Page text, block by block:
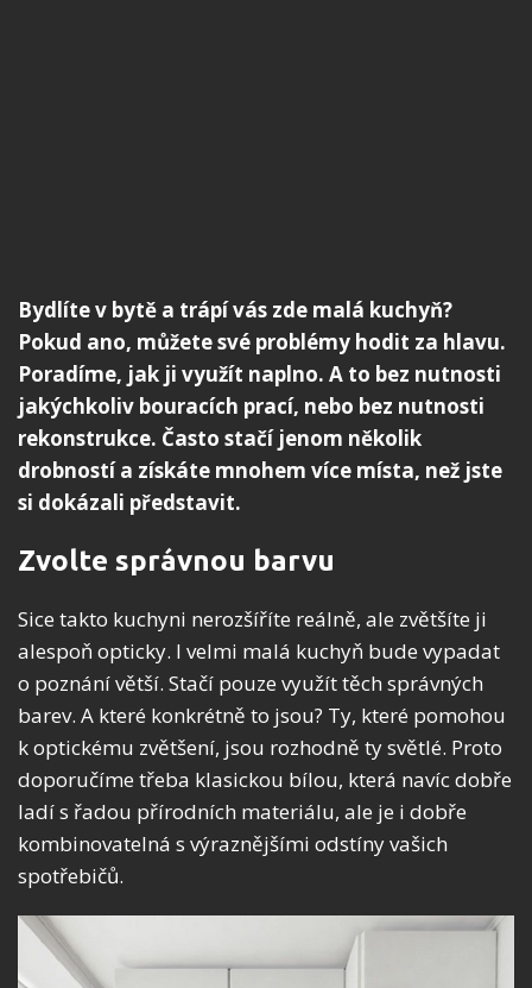
Bydlíte v bytě a trápí vás zde malá kuchyň?
Pokud ano, můžete své problémy hodit za hlavu.
Poradíme, jak ji využít naplno. A to bez nutnosti
jakýchkoliv bouracích prací, nebo bez nutnosti
rekonstrukce. Často stačí jenom několik
drobností a získáte mnohem více místa, než jste
si dokázali představit.
Zvolte správnou barvu
Sice takto kuchyni nerozšíříte reálně, ale zvětšíte ji
alespoň opticky. I velmi malá kuchyň bude vypadat
o poznání větší. Stačí pouze využít těch správných
barev. A které konkrétně to jsou? Ty, které pomohou
k optickému zvětšení, jsou rozhodně ty světlé. Proto
doporučíme třeba klasickou bílou, která navíc dobře
ladí s řadou přírodních materiálu, ale je i dobře
kombinovatelná s výraznějšími odstíny vašich
spotřebičů.